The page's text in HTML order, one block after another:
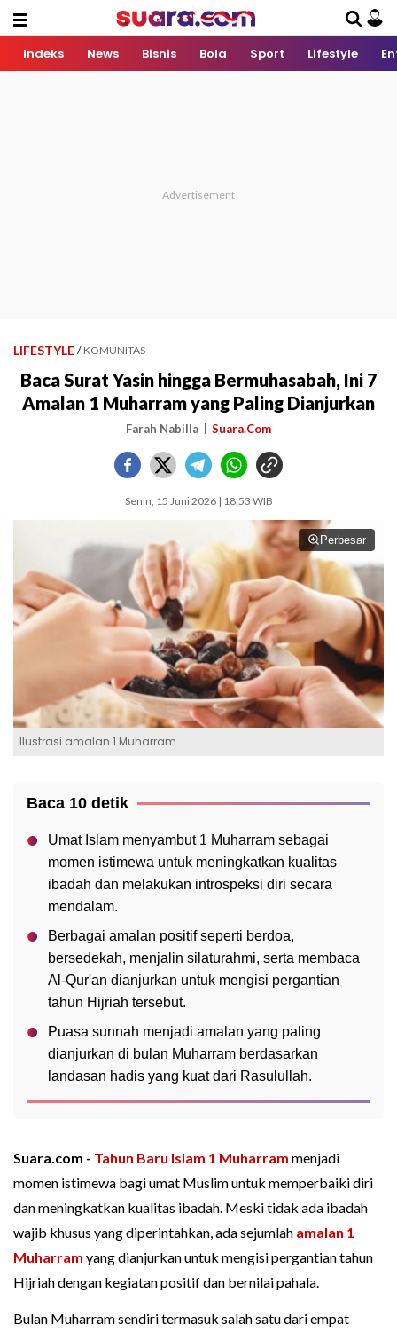
Indeks News Bisnis Bola Sport Lifestyle
LIFESTYLE / KOMUNITAS
Baca Surat Yasin hingga Bermuhasabah, Ini 7
Amalan 1 Muharram yang Paling Dianjurkan
Farah Nabilla Suara.Com
Senin, 15 Juni 2026 | 18:53 WIB
Perbesar
Ilustrasi amalan 1 Muharram.
Baca 10 detik
Umat Islam menyambut 1 Muharram sebagai
momen istimewa untuk meningkatkan kualitas
ibadah dan melakukan introspeksi diri secara
mendalam.
Berbagai amalan positif seperti berdoa,
bersedekah, menjalin silaturahmi, serta membaca
Al-Qur'an dianjurkan untuk mengisi pergantian
tahun Hijriah tersebut.
Puasa sunnah menjadi amalan yang paling
dianjurkan di bulan Muharram berdasarkan
landasan hadis yang kuat dari Rasulullah.
Suara.com - Tahun Baru Islam 1 Muharram menjadi
momen istimewa bagi umat Muslim untuk memperbaiki diri
dan meningkatkan kualitas ibadah. Meski tidak ada ibadah
wajib khusus yang diperintahkan, ada sejumlah amalan 1
Muharram yang dianjurkan untuk mengisi pergantian tahun
Hijriah dengan kegiatan positif dan bernilai pahala.
Bulan Muharram sendiri termasuk salah satu dari empat